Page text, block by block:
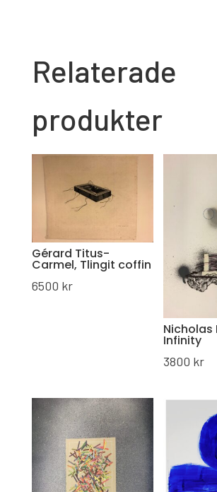
Relaterade
produkter
Gérard Titus-
Carmel, Tlingit coffin
6500 kr
Nicholas
Infinity
3800 kr